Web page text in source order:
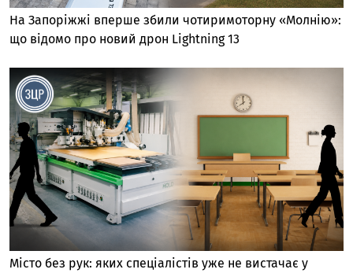
На Запоріжжі вперше збили чотиримоторну «Молнію»:
що відомо про новий дрон Lightning 13
Місто без рук: яких спеціалістів уже не вистачає у